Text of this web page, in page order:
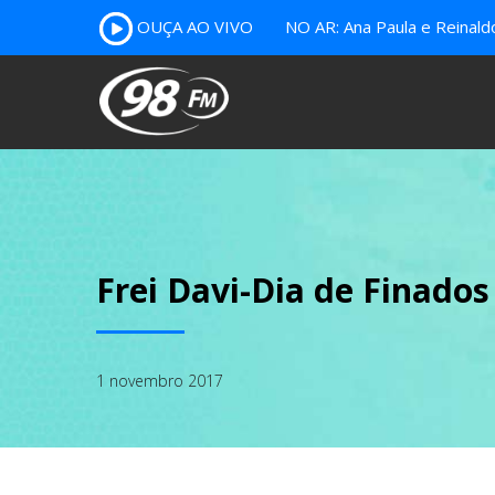
OUÇA AO VIVO NO AR: Ana Paula e
Frei Davi-Dia de Finados
1 novembro 2017